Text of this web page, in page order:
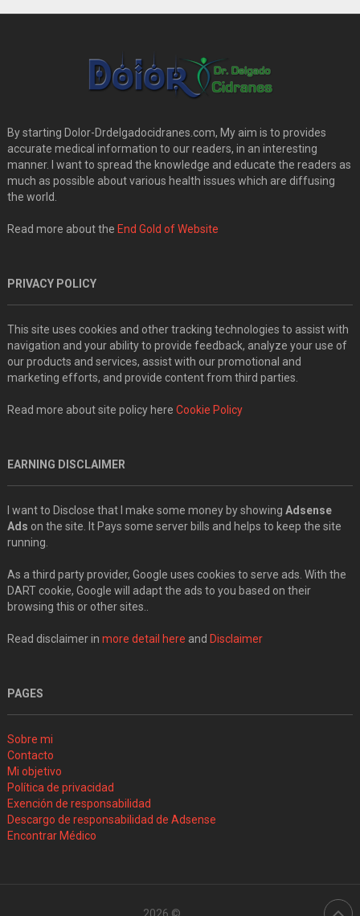
By starting Dolor-Drdelgadocidranes.com, My aim is to provides
accurate medical information to our readers, in an interesting
manner. I want to spread the knowledge and educate the readers as
much as possible about various health issues which are diffusing
the world.
Read more about the End Gold of Website
PRIVACY POLICY
This site uses cookies and other tracking technologies to assist with
navigation and your ability to provide feedback, analyze your use of
our products and services, assist with our promotional and
marketing efforts, and provide content from third parties.
Read more about site policy here Cookie Policy
EARNING DISCLAIMER
I want to Disclose that I make some money by showing Adsense
Ads on the site. It Pays some server bills and helps to keep the site
running.
As a third party provider, Google uses cookies to serve ads. With the
DART cookie, Google will adapt the ads to you based on their
browsing this or other sites..
Read disclaimer in more detail here and Disclaimer
PAGES
Sobre mi
Contacto
Mi objetivo
Política de privacidad
Exención de responsabilidad
Descargo de responsabilidad de Adsense
Encontrar Médico